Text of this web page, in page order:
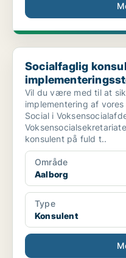
Socialfaglig konsulent til
Socialfaglig
Vil du være med til at
implementering af
Social i
konsulent på fuld t..
Område
Aalborg
Type
Konsulent